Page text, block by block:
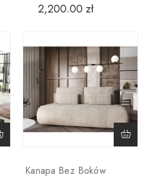
2,200.00 zł
Kanapa Bez Boków